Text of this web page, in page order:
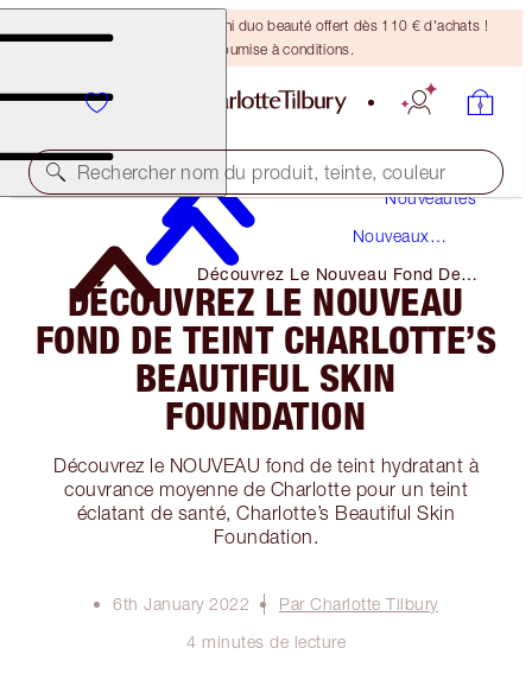
DERNIÈRE CHANCE ! Un mini duo beauté offert dès 110 € d'achats !
Offre soumise à conditions.
Rechercher nom du produit, teinte, couleur
Nouveautés
Nouveaux
Découvrez Le Nouveau Fond De
Teint Charlotte’s Beautiful Skin
Foundation
DÉCOUVREZ LE NOUVEAU
FOND DE TEINT CHARLOTTE’S
BEAUTIFUL SKIN
FOUNDATION
Découvrez le NOUVEAU fond de teint hydratant à
couvrance moyenne de Charlotte pour un teint
éclatant de santé, Charlotte’s Beautiful Skin
Foundation.
6th January 2022
Par Charlotte Tilbury
4 minutes de lecture